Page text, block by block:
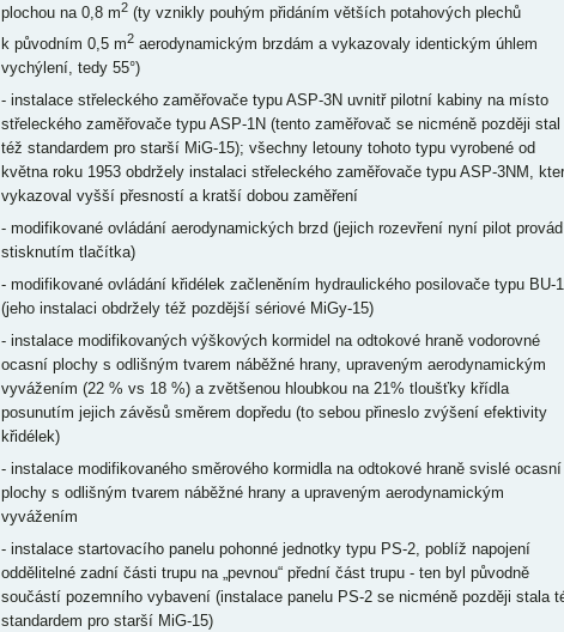
plochou na 0,8 m2(ty vznikly pouhým přidáním větších potahových plechů
k původním 0,5 m2aerodynamickým brzdám a vykazovaly identickým úhlem
vychýlení, tedy 55°)
- instalace střeleckého zaměřovače typu ASP-3N uvnitř pilotní kabiny na místo
střeleckého zaměřovače typu ASP-1N (tento zaměřovač se nicméně později stal
též standardem pro starší MiG-15); všechny letouny tohoto typu vyrobené od
května roku 1953 obdržely instalaci střeleckého zaměřovače typu ASP-3NM,
vykazoval vyšší přesností a kratší dobou zaměření
- modifikované ovládání aerodynamických brzd (jejich rozevření nyní pilot
stisknutím tlačítka)
- modifikované ovládání křidélek začleněním hydraulického posilovače typu BU-1
(jeho instalaci obdržely též pozdější sériové MiGy-15)
- instalace modifikovaných výškových kormidel na odtokové hraně vodorovné
ocasní plochy s odlišným tvarem náběžné hrany, upraveným aerodynamickým
vyvážením (22 % vs 18 %) a zvětšenou hloubkou na 21% tloušťky křídla
posunutím jejich závěsů směrem dopředu (to sebou přineslo zvýšení efektivity
křidélek)
- instalace modifikovaného směrového kormidla na odtokové hraně svislé ocasní
plochy s odlišným tvarem náběžné hrany a upraveným aerodynamickým
vyvážením
- instalace startovacího panelu pohonné jednotky typu PS-2, poblíž napojení
oddělitelné zadní části trupu na „pevnou“ přední část trupu - ten byl původně
součástí pozemního vybavení (instalace panelu PS-2 se nicméně později stala
standardem pro starší MiG-15)